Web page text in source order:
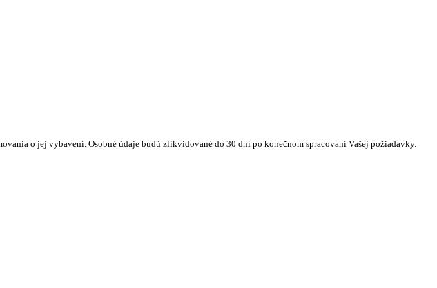
o jej vybavení. Osobné údaje budú zlikvidované do 30 dní po konečnom spracovaní Vašej požiadavky.